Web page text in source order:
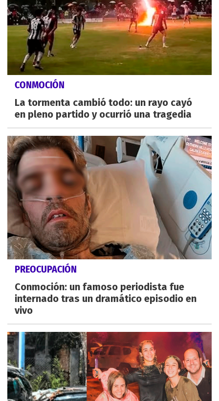
CONMOCIÓN
La tormenta cambió todo: un rayo cayó
en pleno partido y ocurrió una tragedia
PREOCUPACIÓN
Conmoción: un famoso periodista fue
internado tras un dramático episodio en
vivo